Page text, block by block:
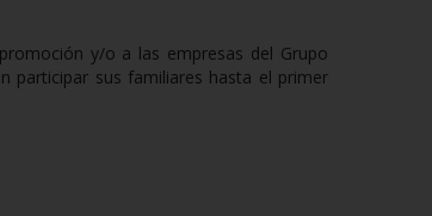
y/o a las empresas del Grupo
participar sus familiares hasta el primer